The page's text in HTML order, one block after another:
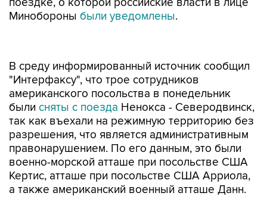
Минобороны были уведомлены.
американского посольства в понедельник
былисняты с поездаНенокса - Северодвинск,
так как въехали на режимную территорию без
разрешения, что является административным
правонарушением. По его данным, это были
военно-морской атташе при посольстве США
Кертис, атташе при посольстве США Арриола,
а также американский военный атташе Данн.
По словам источника, после проверки